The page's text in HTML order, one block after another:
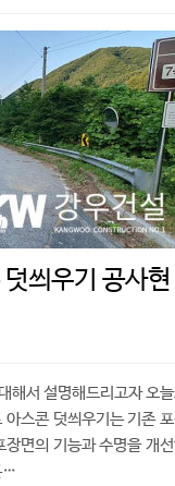
씌우기 공사현
해서 설명해드리고자 오
스콘 덧씌우기는 기존
면의 기능과 수명을 개
…